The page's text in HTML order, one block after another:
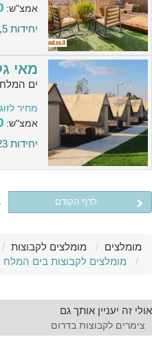
אמצ"ש:
יחידות 5, ג'קוזי זרמים חיצוני
מאי
ים
מחיר
אמצ"ש:
יחידות 23, בריכה, טיפולי ספא ועיסויים
לדף הקודם
מומלצים מומלצים לקבוצות
מומלצים לקבוצות בים המלח
אולי זה יעניין אותך גם
צימרים לקבוצות בדרום